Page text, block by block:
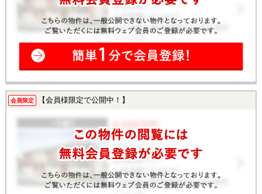
会員限定 【会員様限定で公開中！】